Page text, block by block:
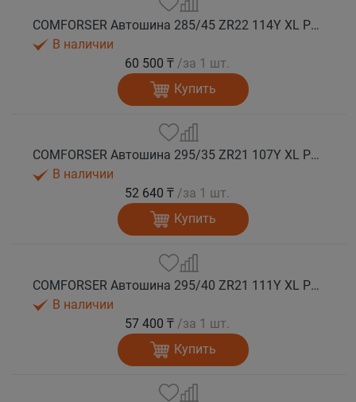
COMFORSER Автошина 285/45 ZR22 114Y XL PURESPEED лето
В наличии
60 500 ₸ /за 1 шт.
Купить
COMFORSER Автошина 295/35 ZR21 107Y XL PURESPEED лето
В наличии
52 640 ₸ /за 1 шт.
Купить
COMFORSER Автошина 295/40 ZR21 111Y XL PURESPEED лето
В наличии
57 400 ₸ /за 1 шт.
Купить